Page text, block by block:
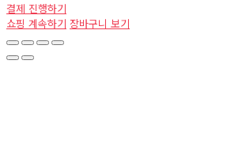
결제 진행하기
쇼핑 계속하기 장바구니 보기